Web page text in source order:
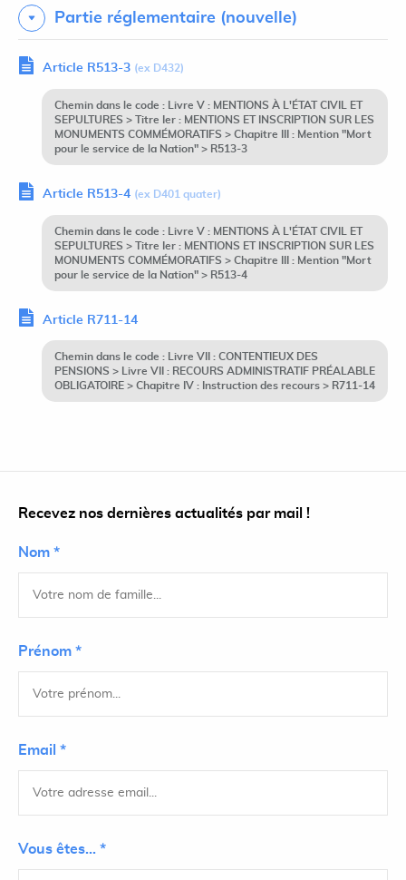
Partie réglementaire (nouvelle)
Article R513-3 (ex D432)
Chemin dans le code : Livre V : MENTIONS À L'ÉTAT CIVIL ET
SEPULTURES > Titre Ier : MENTIONS ET INSCRIPTION SUR LES
MONUMENTS COMMÉMORATIFS > Chapitre III : Mention "Mort
pour le service de la Nation" > R513-3
Article R513-4 (ex D401 quater)
Chemin dans le code : Livre V : MENTIONS À L'ÉTAT CIVIL ET
SEPULTURES > Titre Ier : MENTIONS ET INSCRIPTION SUR LES
MONUMENTS COMMÉMORATIFS > Chapitre III : Mention "Mort
pour le service de la Nation" > R513-4
Article R711-14
Chemin dans le code : Livre VII : CONTENTIEUX DES
PENSIONS > Livre VII : RECOURS ADMINISTRATIF PRÉALABLE
OBLIGATOIRE > Chapitre IV : Instruction des recours > R711-14
Recevez nos dernières actualités par mail !
Nom *
Prénom *
Email *
Vous êtes... *